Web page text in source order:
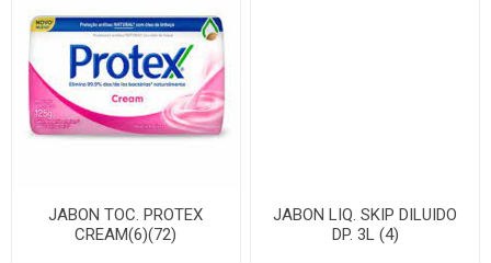
JABON TOC. PROTEX
CREAM(6)(72)
JABON LIQ. SKIP DILUIDO
DP. 3L (4)